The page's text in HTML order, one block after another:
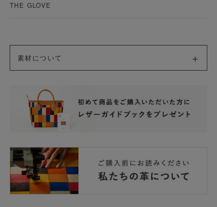
THE GLOVE
素材について